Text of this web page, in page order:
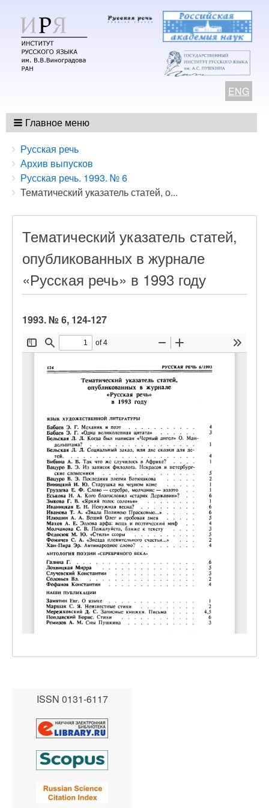
ENG
Главное меню
Breadcrumbs
You
are
here:
Русская речь
Архив выпусков
Русская речь. 1993. № 6
Тематический указатель статей, о...
Тематический указатель статей,
опубликованных в журнале
«Русская речь» в 1993 году
1993. № 6, 124-127
ISSN 0131-6117